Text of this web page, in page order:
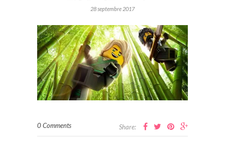
28 septembre 2017
0 Comments Share: